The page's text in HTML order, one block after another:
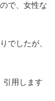
で、女性な
でしたが、
引用します